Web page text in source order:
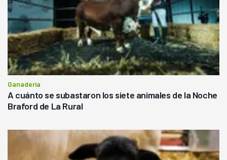
Ganadería
A cuánto se subastaron los siete animales de la Noche
Braford de La Rural